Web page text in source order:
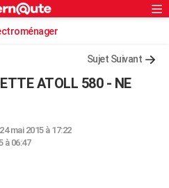
Sujet Suivant
ATOLL 580 - NE
mai 2015 à 17:22
à 06:47